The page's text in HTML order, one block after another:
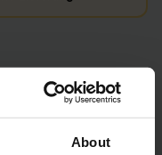
About
Lieferzeit: 4 Wochen